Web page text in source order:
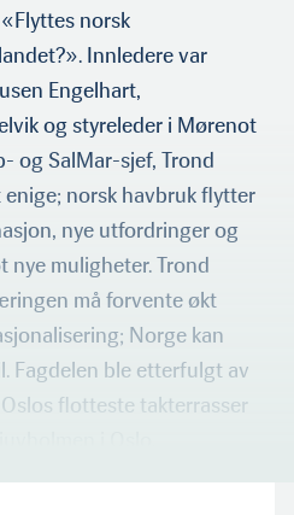
norsk
Innledere var
Engelhart,
og styreleder i Mørenot
og SalMar-sjef, Trond
norsk havbruk flytter
nye utfordringer og
nye muligheter. Trond
må forvente økt
Norge kan
Fagdelen ble etterfulgt av
flotteste takterrasser